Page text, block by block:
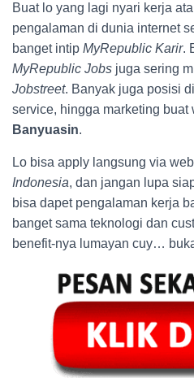
Buat lo yang lagi nyari kerja
pengalaman di dunia internet
banget intip MyRepublic Karir.
MyRepublic Jobs juga sering
Jobstreet. Banyak juga posisi
service, hingga marketing buat
Banyuasin.
Lo bisa apply langsung via
Indonesia, dan jangan lupa
bisa dapet pengalaman kerja
banget sama teknologi dan
benefit-nya lumayan cuy…